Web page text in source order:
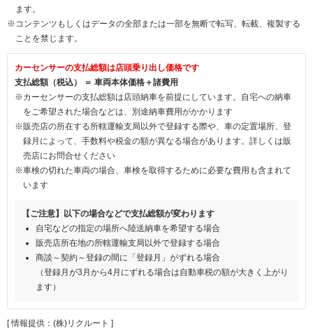
ます。
※コンテンツもしくはデータの全部または一部を無断で転写、転載、複製する
ことを禁じます。
カーセンサーの支払総額は店頭乗り出し価格です
支払総額（税込） ＝ 車両本体価格＋諸費用
※カーセンサーの支払総額は店頭納車を前提にしています。自宅への納車
をご希望された場合などは、別途納車費用がかかります
※販売店の所在する所轄運輸支局以外で登録する際や、車の定置場所、登
録月によって、手数料や税金の額が異なる場合があります。詳しくは販
売店にお問合せください
※車検の切れた車両の場合、車検を取得するために必要な費用も含まれて
います
【ご注意】以下の場合などで支払総額が変わります
自宅などの指定の場所へ陸送納車を希望する場合
販売店所在地の所轄運輸支局以外で登録する場合
商談～契約～登録の間に「登録月」がずれる場合
（登録月が3月から4月にずれる場合は自動車税の額が大きく上がり
ます）
[ 情報提供：(株)リクルート ]